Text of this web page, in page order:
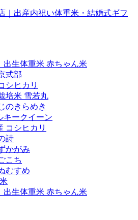
出生体重米 赤ちゃん米
式部
シヒカリ
培米 雪若丸
のきらめき
キークイーン
コシヒカリ
詩
かがみ
こち
むすめ
出生体重米 赤ちゃん米